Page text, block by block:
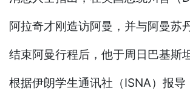
阿拉奇才刚造访阿曼，并与阿曼
结束阿曼行程后，他于周日巴基斯
根据伊朗学生通讯社（ISNA）报